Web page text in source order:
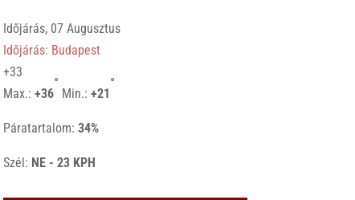
Időjárás, 07 Augusztus
Időjárás: Budapest
+33
Max.:+36
°
Min.:+21
°
Páratartalom:34%
Szél: NE - 23 KPH